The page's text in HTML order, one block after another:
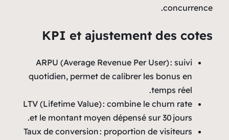
concurrence.
KPI et ajustement des cotes
ARPU (Average Revenue Per User) : suivi
quotidien, permet de calibrer les bonus en
temps réel.
LTV (Lifetime Value) : combine le churn rate
et le montant moyen dépensé sur 30 jours.
Taux de conversion : proportion de visiteurs